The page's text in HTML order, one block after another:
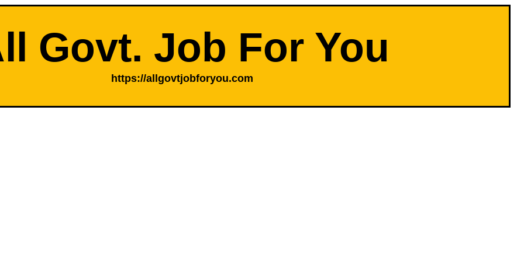
Govt. Job For You
https://allgovtjobforyou.com